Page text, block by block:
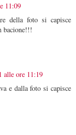
11:09
della foto si capisce
bacione!!!
alle ore 11:19
e dalla foto si capisce